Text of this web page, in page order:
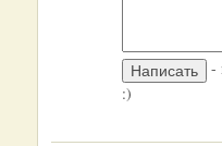
-
:)